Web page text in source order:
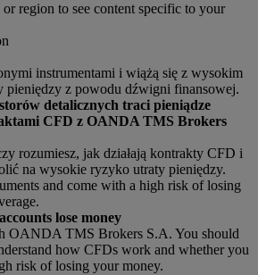
region to see content specific to your
instrumentami i wiążą się z wysokim
pieniędzy z powodu dźwigni finansowej.
detalicznych traci pieniądze
CFD z OANDA TMS Brokers
rozumiesz, jak działają kontrakty CFD i
na wysokie ryzyko utraty pieniędzy.
and come with a high risk of losing
lose money
OANDA TMS Brokers S.A. You should
how CFDs work and whether you
risk of losing your money.